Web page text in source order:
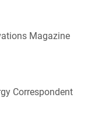
Magazine
Correspondent